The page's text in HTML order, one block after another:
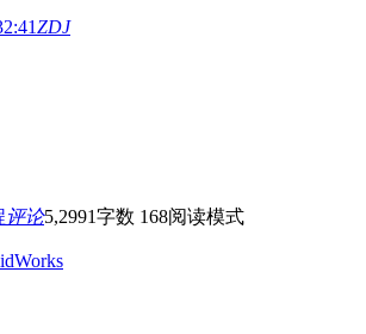
ZDJ
评论5,2991字数 168阅读模式